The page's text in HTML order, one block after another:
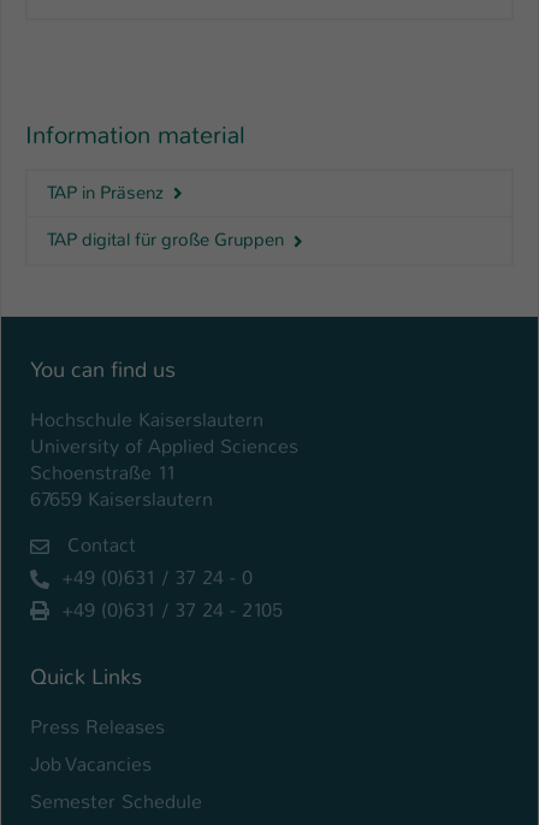
Information material
TAP in Präsenz
TAP digital für große Gruppen
You can find us
Hochschule Kaiserslautern
University of Applied Sciences
Schoenstraße 11
67659 Kaiserslautern
Contact
+49 (0)631 / 37 24 - 0
+49 (0)631 / 37 24 - 2105
Quick Links
Press Releases
Job Vacancies
Semester Schedule